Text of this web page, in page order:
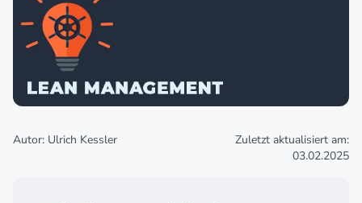
Autor: Ulrich Kessler
Zuletzt aktualisiert am:
03.02.2025